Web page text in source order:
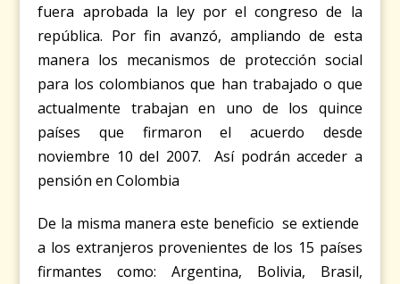
fuera aprobada la ley por el congreso de la
república. Por fin avanzó, ampliando de esta
manera los mecanismos de protección social
para los colombianos que han trabajado o que
actualmente trabajan en uno de los quince
países que firmaron el acuerdo desde
noviembre 10 del 2007. Así podrán acceder a
pensión en Colombia
De la misma manera este beneficio se extiende
a los extranjeros provenientes de los 15 países
firmantes como: Argentina, Bolivia, Brasil,